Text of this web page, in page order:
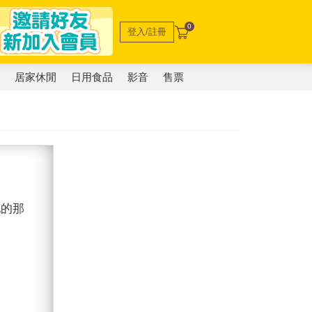
登入/註冊 0
居家休閒 日用食品 影音 售票
那